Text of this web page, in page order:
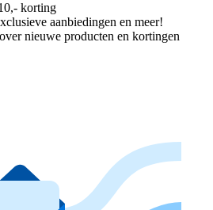
korting
aanbiedingen en meer!
nieuwe producten en kortingen